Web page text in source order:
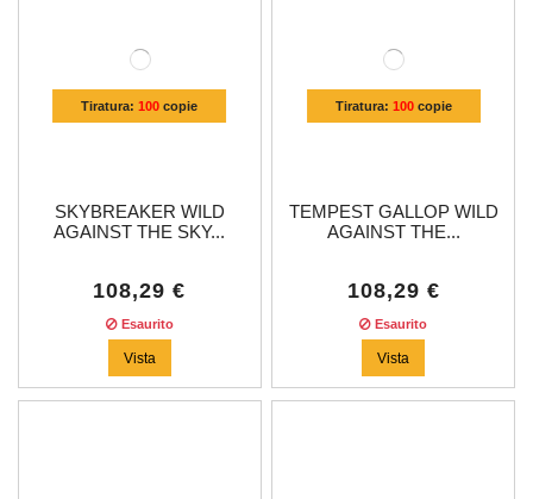
Tiratura:100 copie
SKYBREAKER WILD
AGAINST THE SKY...
108,29 €
Esaurito
Vista
Tiratura: 100copie
TEMPEST GALLOP WILD
AGAINST THE...
108,29 €
Esaurito
Vista